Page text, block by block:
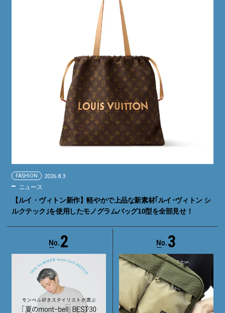
FASHION 2026.8.3
ニュース
【ルイ・ヴィトン新作】軽やかで上品な新素材｢ルイ･ヴィトン シ
ルクテック｣を使用したモノグラムバッグ10型を全部見せ！
2 3